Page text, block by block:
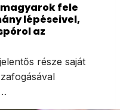
fele
lépéseivel,
az
része saját